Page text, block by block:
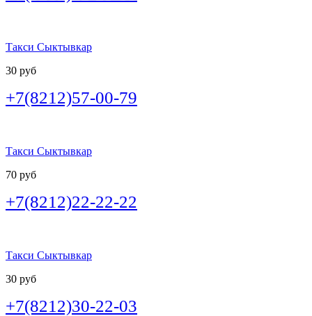
Такси Сыктывкар
30 руб
+7(8212)57-00-79
Такси Сыктывкар
70 руб
+7(8212)22-22-22
Такси Сыктывкар
30 руб
+7(8212)30-22-03